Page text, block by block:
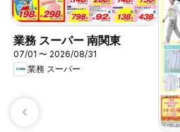
業務 スーパー 南関東
07/01 〜 2026/08/31
業務 スーパー